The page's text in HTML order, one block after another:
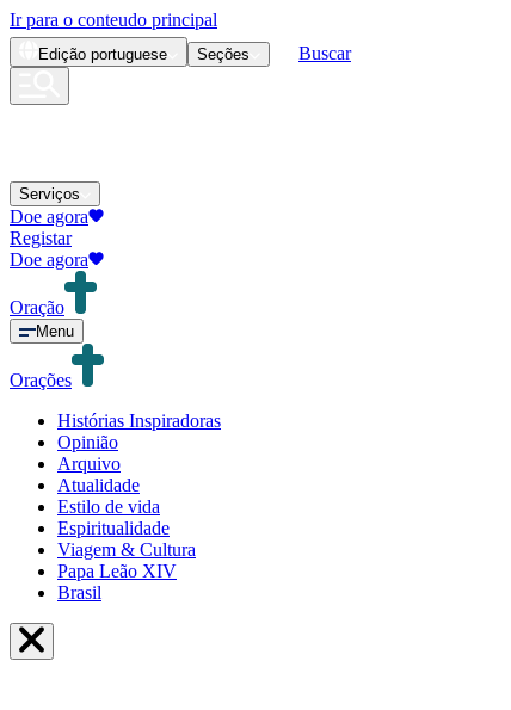
Ir para o conteudo principal
Edição portuguese Seções Buscar
Serviços
Doe agora
Registar
Doe agora
Oração
Menu
Orações
Histórias Inspiradoras
Opinião
Arquivo
Atualidade
Estilo de vida
Espiritualidade
Viagem & Cultura
Papa Leão XIV
Brasil